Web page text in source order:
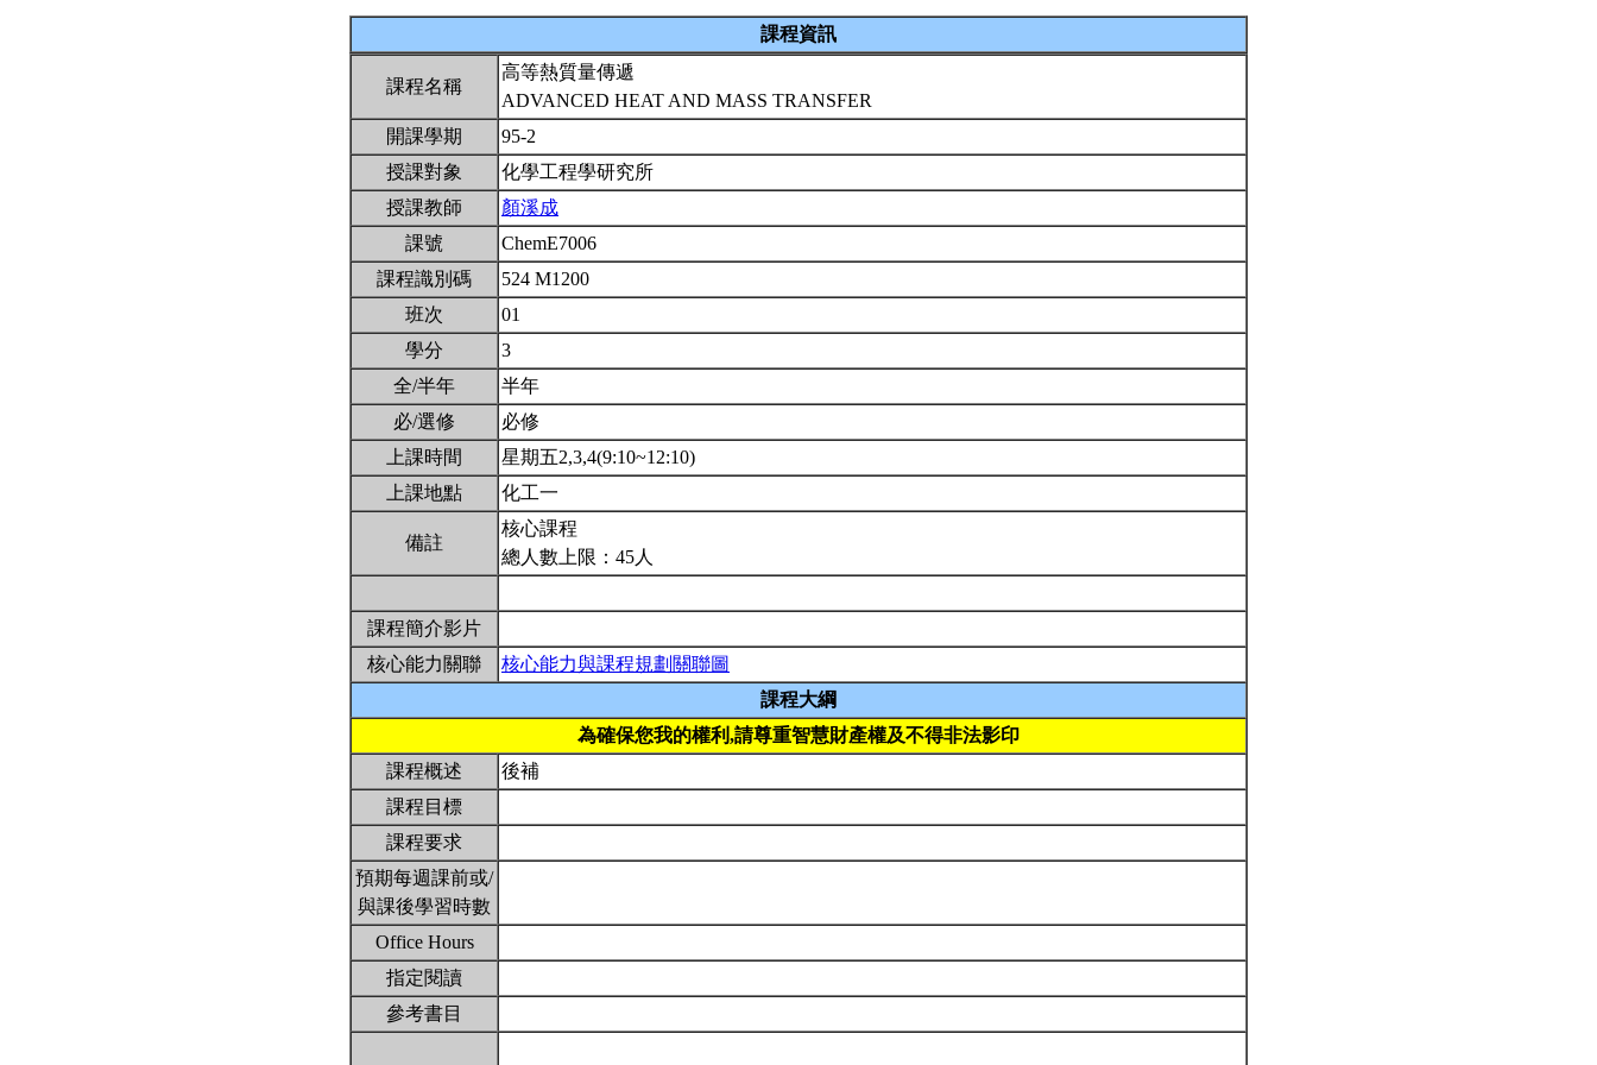
課程資訊
課程名稱
高等熱質量傳遞
ADVANCED HEAT AND MASS TRANSFER
開課學期
95-2
授課對象
化學工程學研究所
授課教師
顏溪成
課號
ChemE7006
課程識別碼
524 M1200
班次
01
學分
3
全/半年
半年
必/選修
必修
上課時間
星期五2,3,4(9:10~12:10)
上課地點
化工一
備註
核心課程
總人數上限：45人
課程簡介影片
核心能力關聯
核心能力與課程規劃關聯圖
課程大綱
為確保您我的權利,請尊重智慧財產權及不得非法影印
課程概述
後補
課程目標
課程要求
預期每週課前或/
與課後學習時數
Office Hours
指定閱讀
參考書目